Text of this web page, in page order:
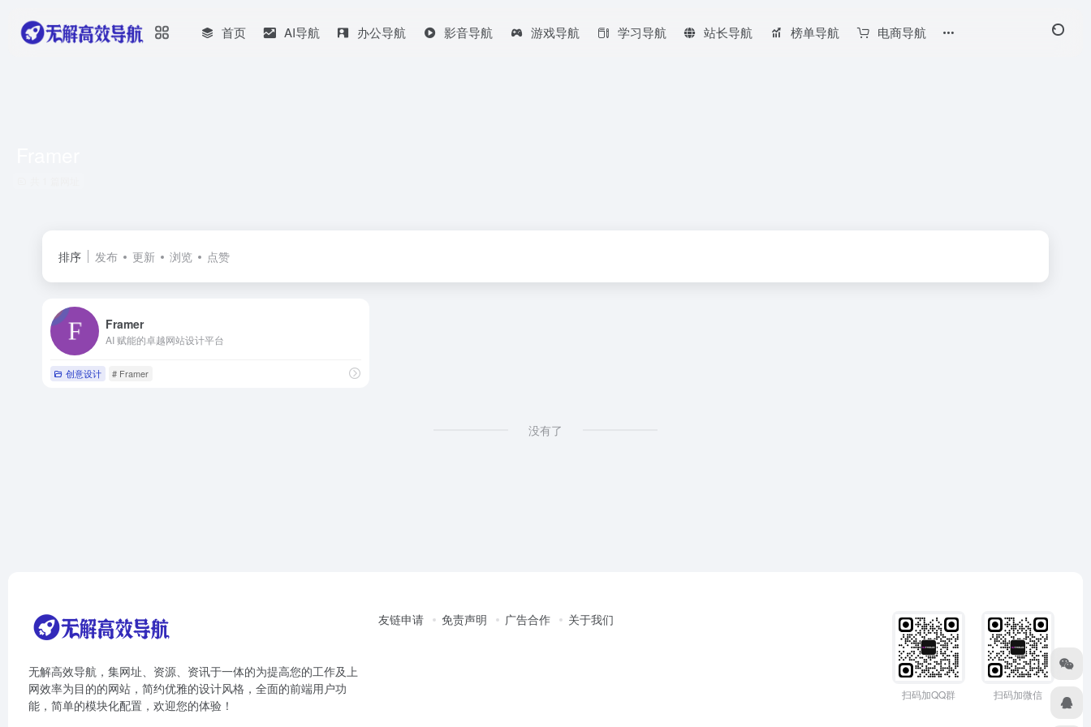
首页 AI导航 办公导航 影音导航 游戏导航 学习导航 站长导航 榜单导航 电商导航
排序 发布 更新 浏览 点赞
Framer
AI 赋能的卓越网站设计平台
创意设计 # Framer
没有了
无解高效导航，集网址、资源、资讯于一体的为提高您的工作及上
网效率为目的的网站，简约优雅的设计风格，全面的前端用户功
能，简单的模块化配置，欢迎您的体验！
友链申请 免责声明 广告合作 关于我们
扫码加QQ群 扫码加微信